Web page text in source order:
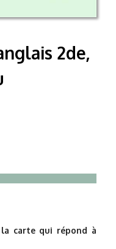
2de,
carte qui répond à